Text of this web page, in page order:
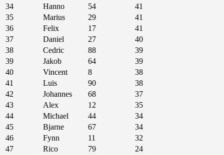
34
Hanno 54
41
35
Marius 29
41
36
Felix 17
41
37
Daniel 27
40
38
Cedric 88
39
39
Jakob 64
39
40
Vincent 8
38
41
Luis 90
38
42
Johannes 68
37
43
Alex 12
35
44
Michael 44
34
45
Bjarne 67
34
46
Fynn 11
32
47
Rico 79
24